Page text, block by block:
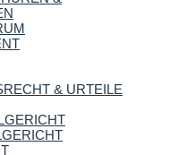
& URTEILE